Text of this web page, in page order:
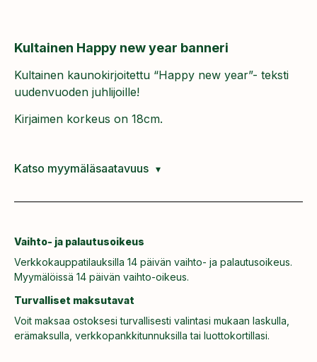
Kultainen Happy new year banneri
Kultainen kaunokirjoitettu “Happy new year”- teksti
uudenvuoden juhlijoille!
Kirjaimen korkeus on 18cm.
Katso myymäläsaatavuus
Vaihto- ja palautusoikeus
Verkkokauppatilauksilla 14 päivän vaihto- ja palautusoikeus.
Myymälöissä 14 päivän vaihto-oikeus.
Turvalliset maksutavat
Voit maksaa ostoksesi turvallisesti valintasi mukaan laskulla,
erämaksulla, verkkopankkitunnuksilla tai luottokortillasi.